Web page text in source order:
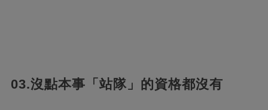
03.沒點本事「站隊」的資格都沒有